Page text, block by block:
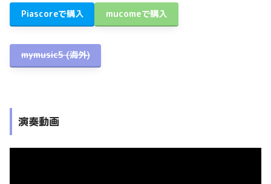
Piascoreで購入 mucomeで購入
mymusic5 (海外)
演奏動画